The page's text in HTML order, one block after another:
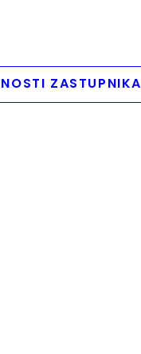
ZASTUPNIKA